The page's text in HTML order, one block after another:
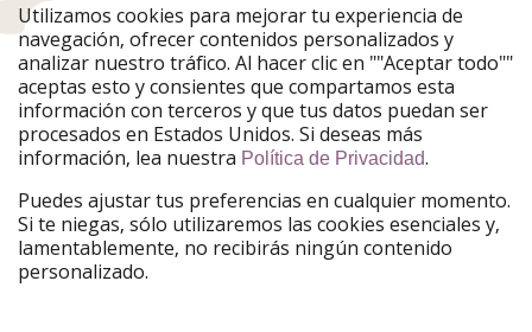
PiratinViaggio
HolidayPirates
VakantiePiraten
WakacyjniPiraci
VoyagesPirates
Ferienpiraten
Urlaubspiraten
Urlaubspiraten
TravelPirates
Nuestro grupo
HolidayPirates Group
Conócenos mejor
Sobre ViajerosPiratas
Información legal
Utilizamos cookies para mejorar tu experiencia de
navegación, ofrecer contenidos personalizados y
analizar nuestro tráfico. Al hacer clic en ""Aceptar todo""
aceptas esto y consientes que compartamos esta
información con terceros y que tus datos puedan ser
procesados en Estados Unidos. Si deseas más
información, lea nuestra Política de Privacidad.
Puedes ajustar tus preferencias en cualquier momento.
Si te niegas, sólo utilizaremos las cookies esenciales y,
lamentablemente, no recibirás ningún contenido
personalizado.